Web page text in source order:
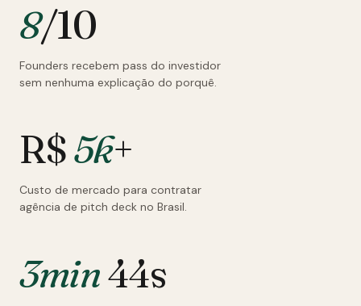
8/10
Founders recebem pass do investidor
sem nenhuma explicação do porquê.
R$5k+
Custo de mercado para contratar
agência de pitch deck no Brasil.
3min44s